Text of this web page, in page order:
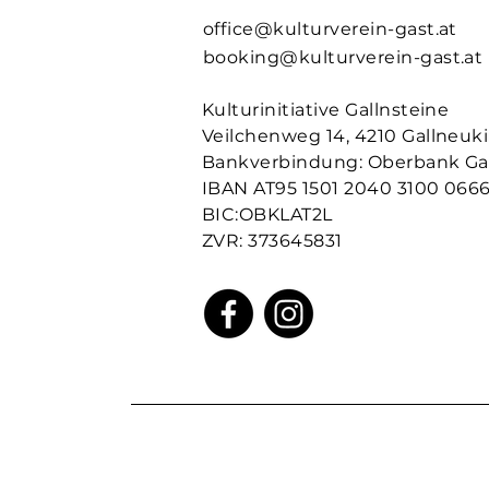
Beitrag aus einer
website8259
19. August 2025·hat
veröffentlicht.
Willkommen in der
Mitgliedern vernetzen,
0
0 Kommentare
office@kulturverein-gast.at
booking@kulturverein-gast.at
Kulturinitiative Gallnsteine
Veilchenweg 14, 4210
Bankverbindung: Oberbank
IBAN AT95 1501 2040 3100 0666
BIC:OBKLAT2L
ZVR: 373645831